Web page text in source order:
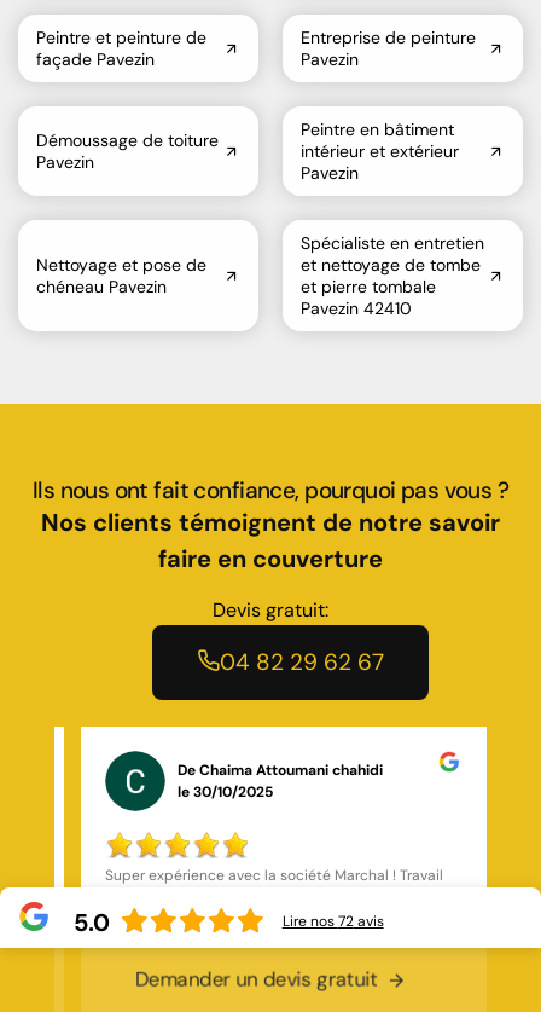
Peintre et peinture de
façade Pavezin
Entreprise de peinture
Pavezin
Démoussage de toiture
Pavezin
Peintre en bâtiment
intérieur et extérieur
Pavezin
Nettoyage et pose de
chéneau Pavezin
Spécialiste en entretien
et nettoyage de tombe
et pierre tombale
Pavezin 42410
Ils nous ont fait confiance, pourquoi pas vous ?
Nos clients témoignent de notre savoir
faire en couverture
Devis gratuit:
04 82 29 62 67
Previous
De Karine Silvano
le 23/02/2026
Très bonne société
Demander un devis gratuit
5.0 Lire nos72avis